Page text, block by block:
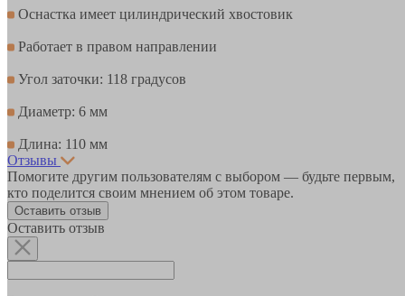
Оснастка имеет цилиндрический хвостовик
Работает в правом направлении
Угол заточки: 118 градусов
Диаметр: 6 мм
Длина: 110 мм
Отзывы
Помогите другим пользователям с выбором — будьте первым,
кто поделится своим мнением об этом товаре.
Оставить отзыв
Оставить отзыв